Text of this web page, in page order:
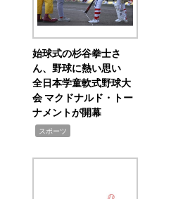
始球式の杉谷拳士さ
ん、野球に熱い思い
全日本学童軟式野球大
会 マクドナルド・トー
ナメントが開幕
スポーツ